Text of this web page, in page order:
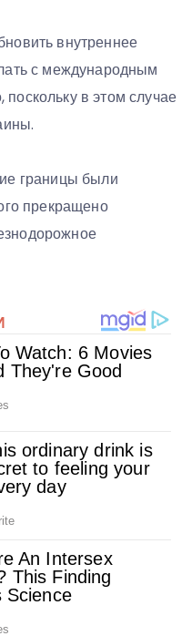
внутреннее
с международным
в этом случае
границы были
прекращено